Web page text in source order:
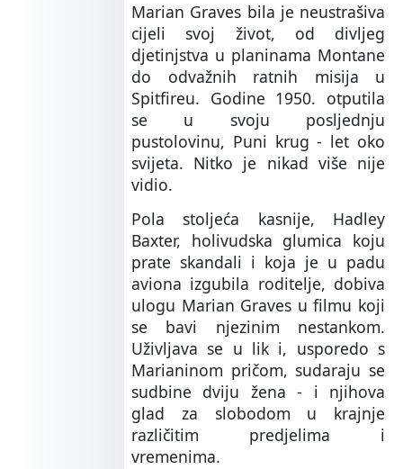
Marian Graves bila je neustrašiva
cijeli svoj život, od divljeg
djetinjstva u planinama Montane
do odvažnih ratnih misija u
Spitfireu. Godine 1950. otputila
se u svoju posljednju
pustolovinu, Puni krug - let oko
svijeta. Nitko je nikad više nije
vidio.
Pola stoljeća kasnije, Hadley
Baxter, holivudska glumica koju
prate skandali i koja je u padu
aviona izgubila roditelje, dobiva
ulogu Marian Graves u filmu koji
se bavi njezinim nestankom.
Uživljava se u lik i, usporedo s
Marianinom pričom, sudaraju se
sudbine dviju žena - i njihova
glad za slobodom u krajnje
različitim predjelima i
vremenima.